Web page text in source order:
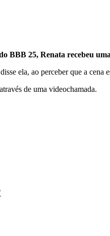
BBB 25, Renata recebeu
ela, ao perceber que a cena
de uma videochamada.